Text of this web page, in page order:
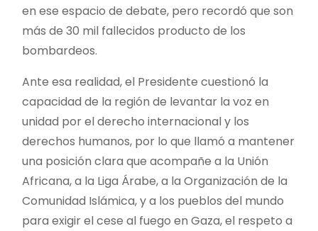
en ese espacio de debate, pero recordó que son
más de 30 mil fallecidos producto de los
bombardeos.
Ante esa realidad, el Presidente cuestionó la
capacidad de la región de levantar la voz en
unidad por el derecho internacional y los
derechos humanos, por lo que llamó a mantener
una posición clara que acompañe a la Unión
Africana, a la Liga Árabe, a la Organización de la
Comunidad Islámica, y a los pueblos del mundo
para exigir el cese al fuego en Gaza, el respeto a